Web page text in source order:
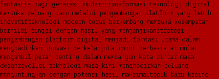
fantastis bagi generasi moderntransformasi teknologi digital
membuka peluang baru melalui pengembangan platform yang lebih
inovatifteknologi modern terus berkembang membuka kesempatan
bernilai tinggi dengan hasil yang menjanjikanstrategi
pengembangan platform digital menjadi fondasi utama dalam
menghadirkan inovasi berkelanjutanrobot berbasis ai mulai
mengambil peran penting dalam membangun kota pintar masa
depanrevolusi teknologi masa kini menghadirkan peluang
menguntungkan dengan potensi hasil maksimaltopik baru kasino